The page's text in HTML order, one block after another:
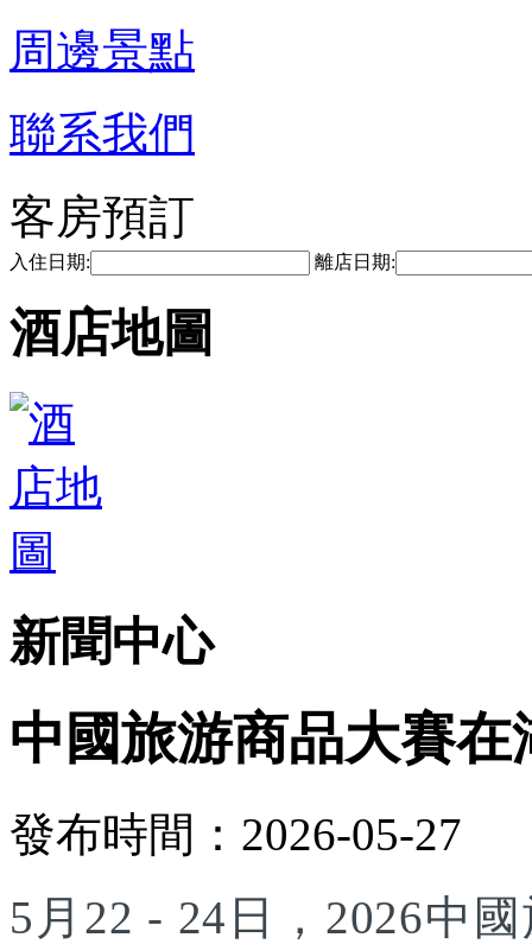
周邊景點
聯系我們
客房預訂
入住日期: 離店日期:
酒店地圖
新聞中心
中國旅游商品大賽
發布時間：2026-05-27
5月22 - 24日，2026中